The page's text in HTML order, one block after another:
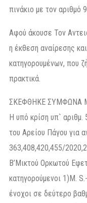
πινάκιο με τον αριθμό
Αφού άκουσε Τον
η έκθεση αναίρεσης
κατηγορουμένων, που
πρακτικά.
ΣΚΕΦΘΗΚΕ ΣΥΜΦΩΝΑ
Η υπό κρίση υπ`
του Αρείου Πάγου για
363,408,420,455/
Β’Μικτού Ορκωτού
κατηγορούμενοι 1)M.
ένοχοι σε δεύτερο